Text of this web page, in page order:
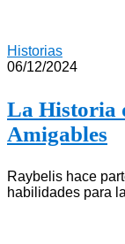
Historias
06/12/2024
La Historia
Amigables
Raybelis hace
habilidades para